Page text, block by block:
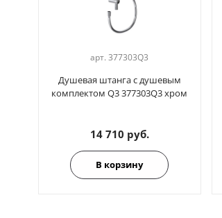
арт.377303Q3
Душевая штанга с душевым
комплектом Q3 377303Q3 хром
14 710 руб.
В корзину